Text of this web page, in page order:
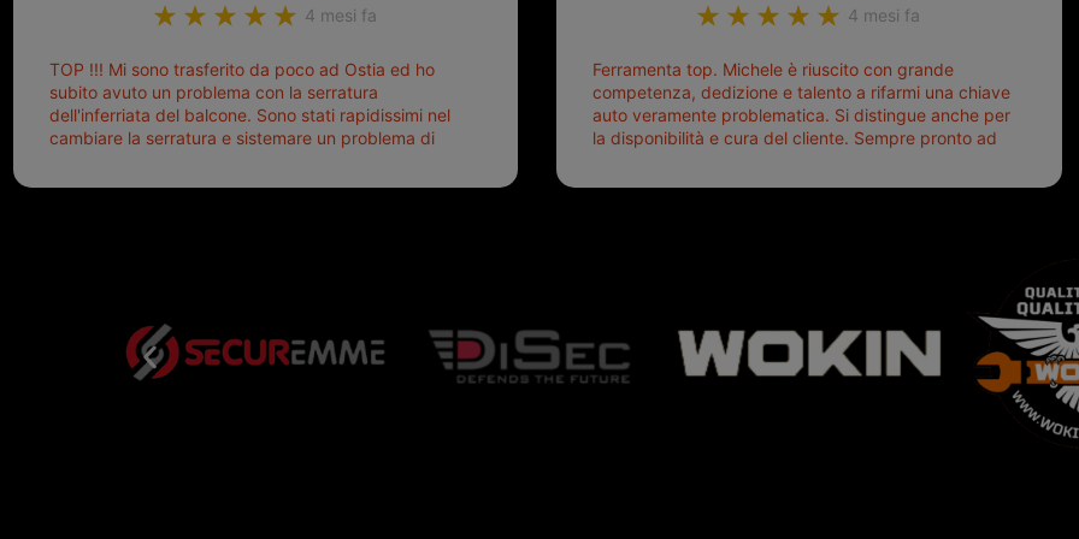
4 mesi fa
TOP !!! Mi sono trasferito da poco ad Ostia ed ho
subito avuto un problema con la serratura
dell'inferriata del balcone. Sono stati rapidissimi nel
cambiare la serratura e sistemare un problema di
che onesto evitando spese ben più esose.
4 mesi fa
Ferramenta top. Michele è riuscito con grande
competenza, dedizione e talento a rifarmi una chiave
auto veramente problematica. Si distingue anche per
la disponibilità e cura del cliente. Sempre pronto ad